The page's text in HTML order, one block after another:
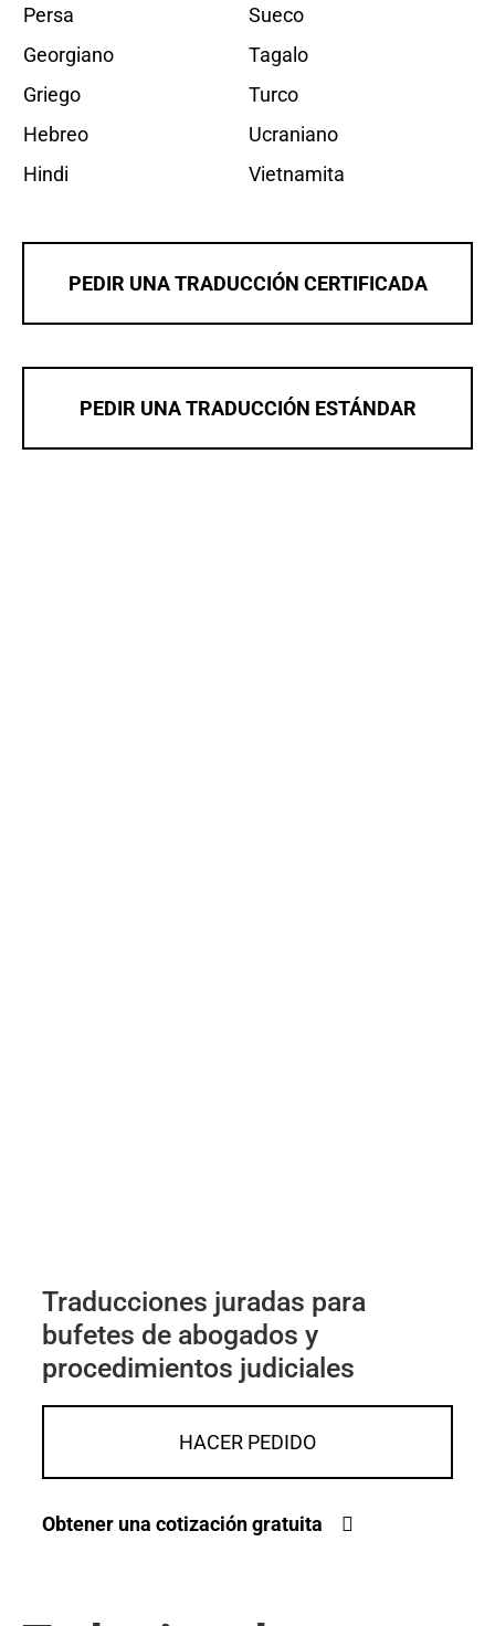
Persa
Georgiano
Griego
Hebreo
Hindi
Sueco
Tagalo
Turco
Ucraniano
Vietnamita
PEDIR UNA TRADUCCIÓN CERTIFICADA
PEDIR UNA TRADUCCIÓN ESTÁNDAR
Traducciones juradas para
bufetes de abogados y
procedimientos judiciales
HACER PEDIDO
Obtener una cotización gratuita